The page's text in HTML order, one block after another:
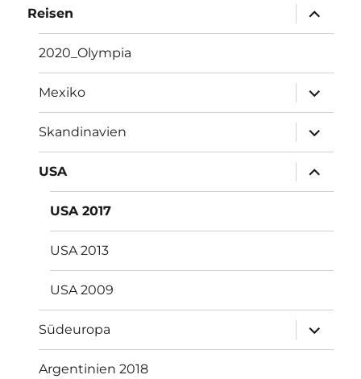
Reisen
öffnen
2020_Olympia
Mexiko
öffnen
Skandinavien
öffnen
USA
öffnen
USA 2017
USA 2013
USA 2009
Südeuropa
öffnen
Argentinien 2018